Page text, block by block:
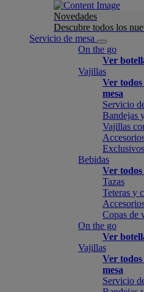
Novedades
Descubre todos los
Servicio de mesa
On the go
Ver
Vajillas
Ver
mesa
Servicio
Bandejas
Vajillas
Bebidas
Ver
Tazas
Teteras y
Copas de
On the go
Ver
Vajillas
Ver
mesa
Servicio